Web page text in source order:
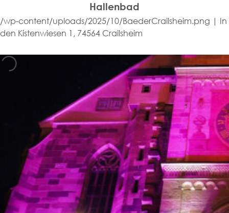
Hallenbad
/wp-content/uploads/2025/10/BaederCrailsheim.png | In
den Kistenwiesen 1, 74564 Crailsheim